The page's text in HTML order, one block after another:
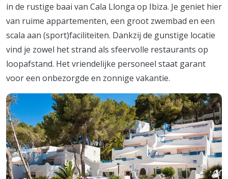
in de rustige baai van Cala Llonga op Ibiza. Je geniet hier
van ruime appartementen, een groot zwembad en een
scala aan (sport)faciliteiten. Dankzij de gunstige locatie
vind je zowel het strand als sfeervolle restaurants op
loopafstand. Het vriendelijke personeel staat garant
voor een onbezorgde en zonnige vakantie.